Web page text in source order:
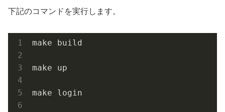
下記のコマンドを実行します。
make build
make up
make login